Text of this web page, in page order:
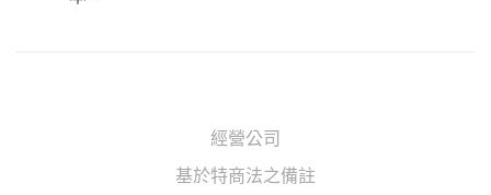
經營公司
基於特商法之備註